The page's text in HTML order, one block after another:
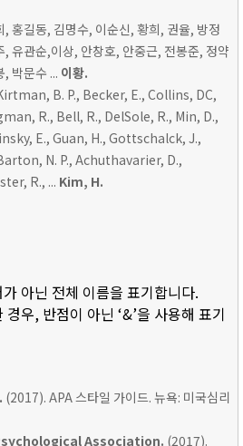
, 홍길동, 김명수, 이순신, 황희, 권율, 방정
, 유관순,이상, 안창호, 안중근, 전봉준, 정약
박문수 ... 이황.
B. P., Becker, E., Collins, DC,
R., Bell, R., DelSole, R., Min, D.,
E., Guan, H., Gottschalck, J.,
N. P., Achuthavarier, D.,
R., ... Kim, H.
아닌 전체 이름을 표기합니다.
우, 반점이 아닌 ‘&’을 사용해 표기
(2017). APA 스타일 가이드. 뉴욕: 미국심리
Association. (2017).